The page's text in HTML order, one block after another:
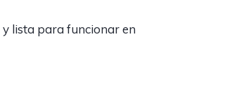
lista para funcionar en